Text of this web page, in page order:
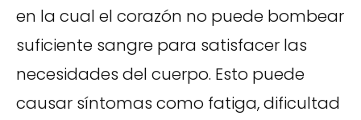
en la cual el corazón no puede bombear
suficiente sangre para satisfacer las
necesidades del cuerpo. Esto puede
causar síntomas como fatiga, dificultad